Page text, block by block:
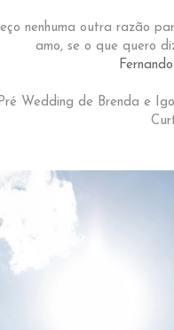
nenhuma outra razão
amo, se o que quero
Wedding de Brenda e